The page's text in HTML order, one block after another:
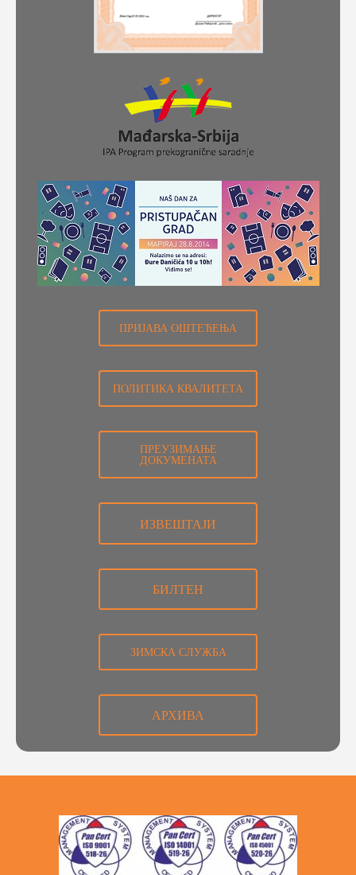
ПРИЈАВА ОШТЕЋЕЊА
ПОЛИТИКА КВАЛИТЕТА
ПРЕУЗИМАЊЕ
ДОКУМЕНАТА
ИЗВЕШТАЈИ
БИЛТЕН
ЗИМСКА СЛУЖБА
АРХИВА